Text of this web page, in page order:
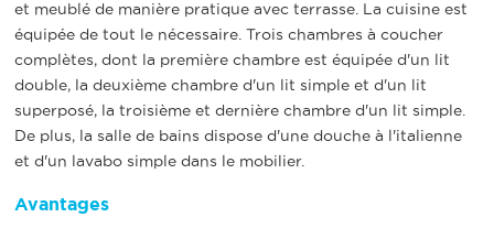
et meublé de manière pratique avec terrasse. La cuisine est
équipée de tout le nécessaire. Trois chambres à coucher
complètes, dont la première chambre est équipée d'un lit
double, la deuxième chambre d'un lit simple et d'un lit
superposé, la troisième et dernière chambre d'un lit simple.
De plus, la salle de bains dispose d'une douche à l'italienne
et d'un lavabo simple dans le mobilier.
Avantages